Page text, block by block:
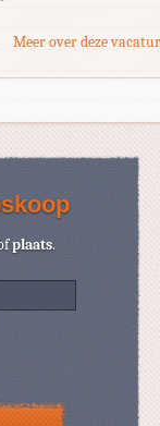
Meer over deze
plaats.